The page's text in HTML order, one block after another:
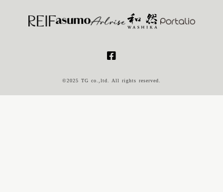
©2025 TG co.,ltd. All rights reserved.